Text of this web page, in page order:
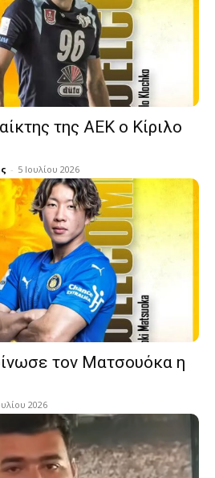
της ΑΕΚ ο Κίριλο
- 5 Ιουλίου 2026
τον Ματσουόκα η
2026